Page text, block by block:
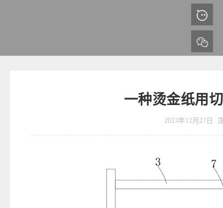
一种烫金纸用
2023年12月27日